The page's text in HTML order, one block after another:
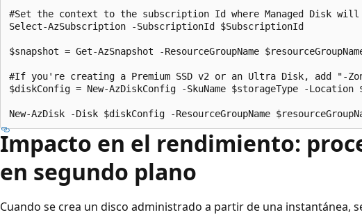
#Set the context to the subscription Id where Managed Disk will
Select-AzSubscription -SubscriptionId $SubscriptionId
$snapshot = Get-AzSnapshot -ResourceGroupName
#If you're creating a Premium SSD v2 or an Ultra Disk, add "-
$diskConfig = New-AzDiskConfig -SkuName $storageType -
Impacto en el rendimiento:
en segundo plano
Cuando se crea un disco administrado a partir de una instantánea,